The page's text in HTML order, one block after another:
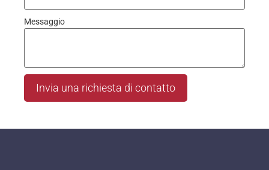
Messaggio
Invia una richiesta di contatto